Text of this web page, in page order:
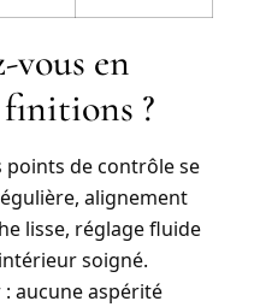
vous en
?
points de contrôle se
alignement
lisse, réglage fluide
soigné.
aucune aspérité